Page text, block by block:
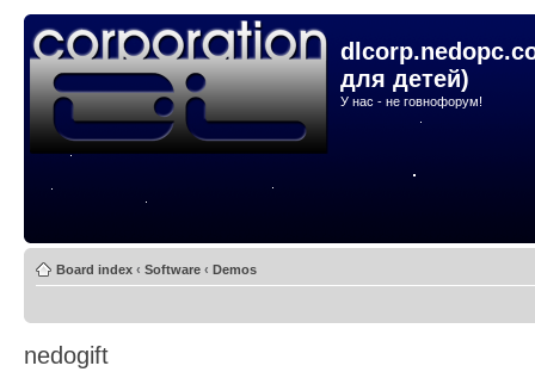
для детей)
У нас - не говнофорум!
Board index ‹ Software ‹ Demos
nedogift